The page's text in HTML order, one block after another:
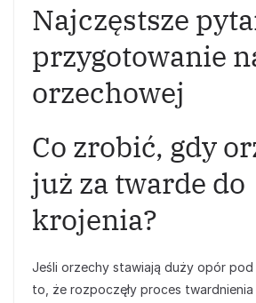
Najczęstsze
przygotowanie
orzechowej
Co zrobić, gdy
już za twarde do
krojenia?
Jeśli orzechy stawiają duży opór pod
to, że rozpoczęły proces